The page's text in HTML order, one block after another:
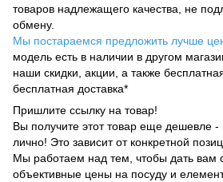
товаров надлежащего качества, не
обмену.
Мы постараемся предложить лучше
модель есть в наличии в другом
наши скидки, акции, а также
бесплатная доставка*
Пришлите ссылку на товар!
Вы получите этот товар еще дешевле -
лично! Это зависит от конкретной
Мы работаем над тем, чтобы дать вам
объективные цены на посуду и